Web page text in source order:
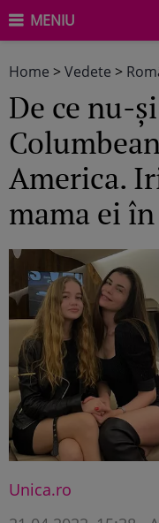
MENIU
Home >Vedete >
De ce nu-
America.
mama ei
Unica.ro